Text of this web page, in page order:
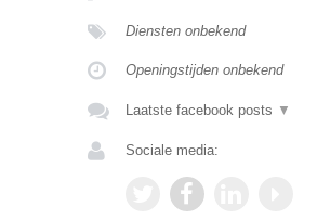
Diensten onbekend
Openingstijden onbekend
Laatste facebook posts ▼
Sociale media: